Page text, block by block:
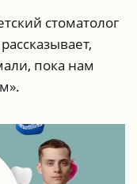
стоматолог
пока нам